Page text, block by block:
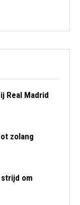
Real Madrid
zolang
om